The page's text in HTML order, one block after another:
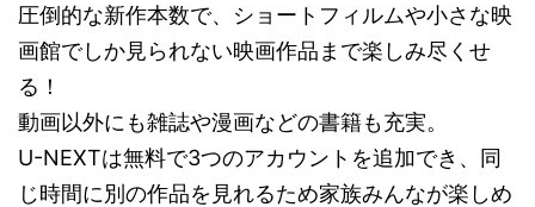
圧倒的な新作本数で、ショートフィルムや小さな映
画館でしか見られない映画作品まで楽しみ尽くせ
る！
動画以外にも雑誌や漫画などの書籍も充実。
U-NEXTは無料で3つのアカウントを追加でき、同
じ時間に別の作品を見れるため家族みんなが楽しめ